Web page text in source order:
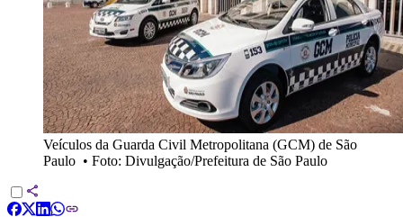
Veículos da Guarda Civil Metropolitana (GCM) de São
Paulo • Foto: Divulgação/Prefeitura de São Paulo